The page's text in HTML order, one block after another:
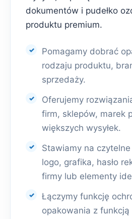
dokumentów i pudełko
produktu premium.
Pomagamy dobrać
rodzaju produktu,
sprzedaży.
Oferujemy
firm, sklepów, marek
większych wysyłek.
Stawiamy na
logo, grafika, hasło
firmy lub elementy
Łączymy funkcję
opakowania z